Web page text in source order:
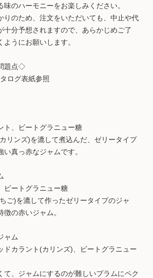
味のハーモニーをお楽しみください。
のため、注文をいただいても、中止や代
十分予想されますので、あらかじめご了
うにお願いします。
題点◇
ログ表紙参照
ト、ビートグラニュー糖
リンズ)を漉して煮込んだ、ゼリータイプ
真っ赤なジャムです。
ビートグラニュー糖
ご)を漉して作ったゼリータイプのジャ
徴の赤いジャム。
ャム
ドカラント(カリンズ)、ビートグラニュー
、ジャムにするのが難しいプラムにペク